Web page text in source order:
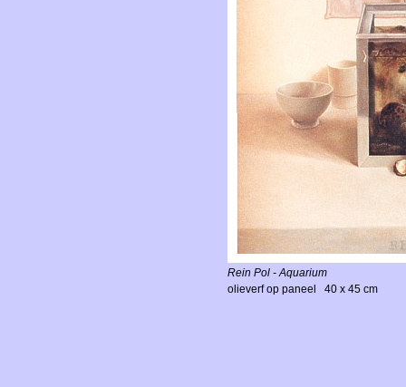
Rein Pol - Aquarium
olieverf op paneel 40 x 45 cm